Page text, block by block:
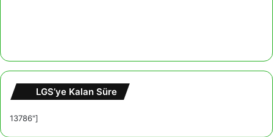
LGS’ye Kalan Süre
13786"]